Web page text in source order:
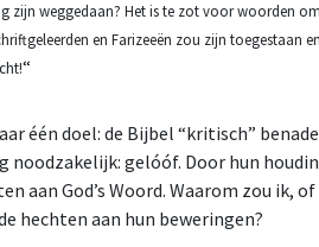
zijn weggedaan? Het is te zot voor woorden
en Farizeeën zou zijn toegestaan
“
één doel: de Bijbel “kritisch”
noodzakelijk: gelóóf. Door hun
aan God’s Woord. Waarom zou ik,
hechten aan hun beweringen?